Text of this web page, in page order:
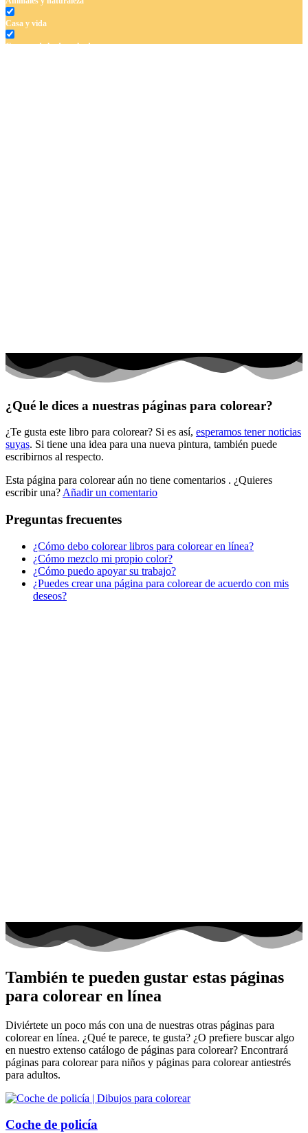
Casa y vida
Cuentos de hadas y hadas
Transporte
Libros para colorear para niños
Nezaradené
Sin categorizar
¿Qué le dices a nuestras páginas para colorear?
¿Te gusta este libro para colorear? Si es así, esperamos tener noticias
suyas. Si tiene una idea para una nueva pintura, también puede
escribirnos al respecto.
Esta página para colorear aún no tiene comentarios . ¿Quieres
escribir una? Añadir un comentario
Preguntas frecuentes
¿Cómo debo colorear libros para colorear en línea?
¿Cómo mezclo mi propio color?
¿Cómo puedo apoyar su trabajo?
¿Puedes crear una página para colorear de acuerdo con mis
deseos?
También te pueden gustar estas páginas
para colorear en línea
Diviértete un poco más con una de nuestras otras páginas para
colorear en línea. ¿Qué te parece, te gusta? ¿O prefiere buscar algo
en nuestro extenso catálogo de páginas para colorear? Encontrará
páginas para colorear para niños y páginas para colorear antiestrés
para adultos.
Coche de policía